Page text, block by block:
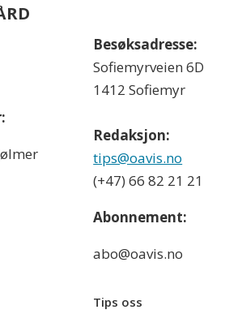
Besøksadresse:
Sofiemyrveien 6D
1412 Sofiemyr
Redaksjon:
tips@oavis.no
(+47) 66 82 21 21
Abonnement:
abo@oavis.no
Tips oss